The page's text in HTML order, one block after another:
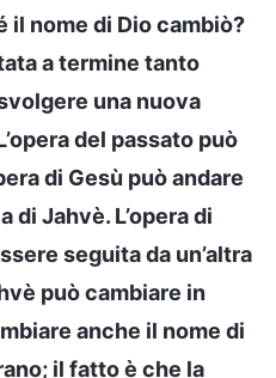
il nome di Dio cambiò?
a termine tanto
una nuova
del passato può
di Gesù può andare
di Jahvè. L’opera di
seguita da un’altra
può cambiare in
anche il nome di
il fatto è che la